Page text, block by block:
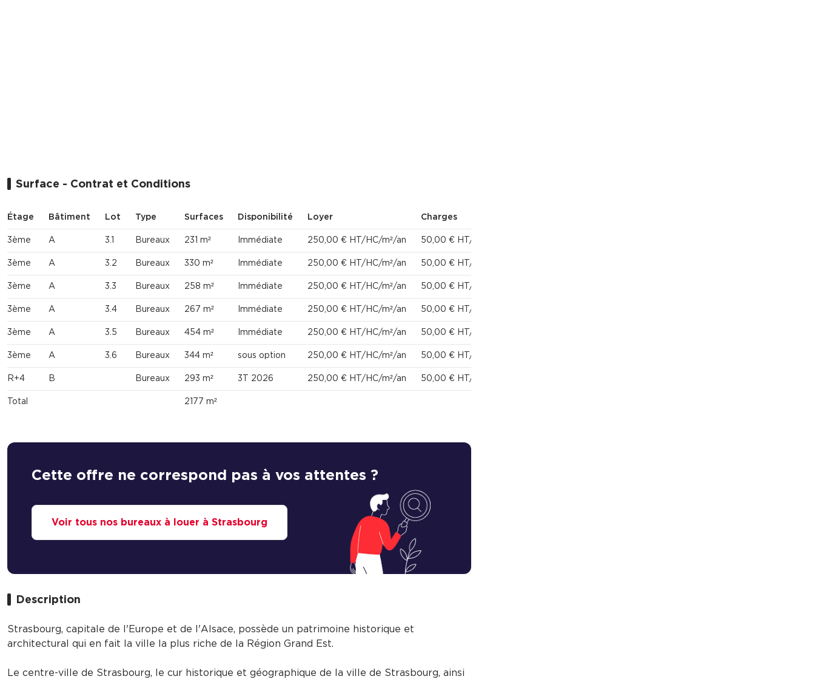
Surface - Contrat et Conditions
Étage Bâtiment Lot Type Surfaces Disponibilité Loyer Charges
3ème A 3.1 Bureaux 231 m² Immédiate 250,00 € HT/HC/m²/an 50,00 € HT/m²/an
3ème A 3.2 Bureaux 330 m² Immédiate 250,00 € HT/HC/m²/an 50,00 € HT/m²/an
3ème A 3.3 Bureaux 258 m² Immédiate 250,00 € HT/HC/m²/an 50,00 € HT/m²/an
3ème A 3.4 Bureaux 267 m² Immédiate 250,00 € HT/HC/m²/an 50,00 € HT/m²/an
3ème A 3.5 Bureaux 454 m² Immédiate 250,00 € HT/HC/m²/an 50,00 € HT/m²/an
3ème A 3.6 Bureaux 344 m² sous option 250,00 € HT/HC/m²/an 50,00 € HT/m²/an
R+4 B Bureaux 293 m² 3T 2026 250,00 € HT/HC/m²/an 50,00 € HT/m²/an
Total 2177 m²
Cette offre ne correspond pas à vos attentes ?
Voir tous nos bureaux à louer à Strasbourg
Description
Strasbourg, capitale de l'Europe et de l'Alsace, possède un patrimoine historique et
architectural qui en fait la ville la plus riche de la Région Grand Est.
Le centre-ville de Strasbourg, le cur historique et géographique de la ville de Strasbourg, ainsi